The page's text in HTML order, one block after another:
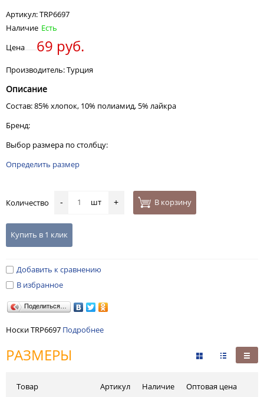
Артикул:TRP6697
Наличие Есть
Цена
69 руб.
Производитель: Турция
Описание
Состав: 85% хлопок, 10% полиамид, 5% лайкра
Бренд:
Выбор размера по столбцу:
Определить размер
Количество - шт + В корзину
Купить в 1 клик
Добавить к сравнению
В избранное
Поделиться…
Носки TRP6697 Подробнее
РАЗМЕРЫ
Товар Артикул Наличие Оптовая цена